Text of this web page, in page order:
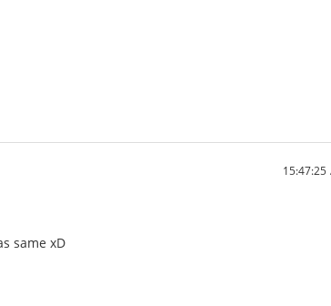
same xD